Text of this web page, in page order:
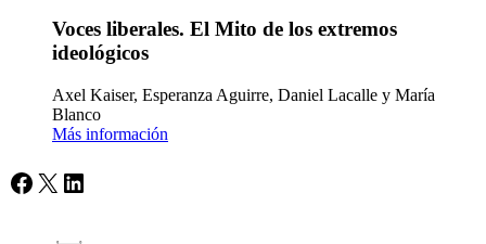
Voces liberales. El Mito de los extremos
ideológicos
Axel Kaiser, Esperanza Aguirre, Daniel Lacalle y María
Blanco
Más información
Facebook
X LinkedIn